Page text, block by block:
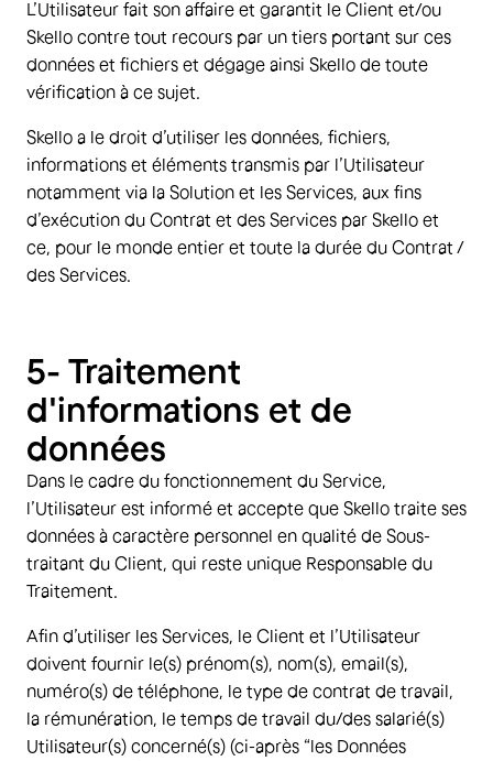
L’Utilisateur fait son affaire et garantit le Client et/ou
Skello contre tout recours par un tiers portant sur ces
données et fichiers et dégage ainsi Skello de toute
vérification à ce sujet.
Skello a le droit d’utiliser les données, fichiers,
informations et éléments transmis par l’Utilisateur
notamment via la Solution et les Services, aux fins
d’exécution du Contrat et des Services par Skello et
ce, pour le monde entier et toute la durée du Contrat /
des Services.
5- Traitement
d'informations et de
données
Dans le cadre du fonctionnement du Service,
l’Utilisateur est informé et accepte que Skello traite ses
données à caractère personnel en qualité de Sous-
traitant du Client, qui reste unique Responsable du
Traitement.
Afin d’utiliser les Services, le Client et l’Utilisateur
doivent fournir le(s) prénom(s), nom(s), email(s),
numéro(s) de téléphone, le type de contrat de travail,
la rémunération, le temps de travail du/des salarié(s)
Utilisateur(s) concerné(s) (ci-après “les Données